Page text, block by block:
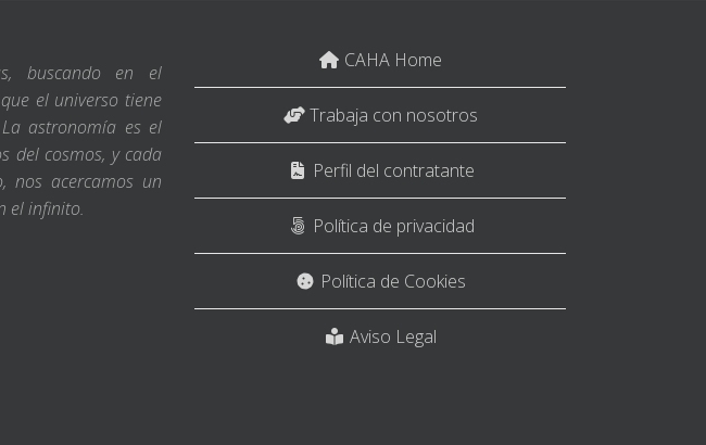
buscando en el
el universo tiene
astronomía es el
del cosmos, y cada
nos acercamos un
el infinito.
CAHA Home
Trabaja con nosotros
Perfil del contratante
Política de privacidad
Política de Cookies
Aviso Legal